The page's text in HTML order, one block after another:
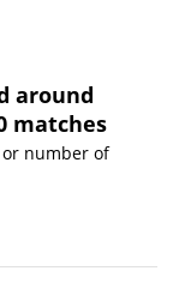
around
matches
or number of